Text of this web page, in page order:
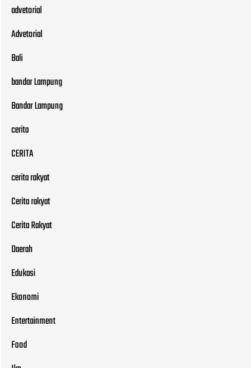
advetorial
Advetorial
Bali
bandar Lampung
Bandar Lampung
cerita
CERITA
cerita rakyat
Cerita rakyat
Cerita Rakyat
Daerah
Edukasi
Ekonomi
Entertainment
Food